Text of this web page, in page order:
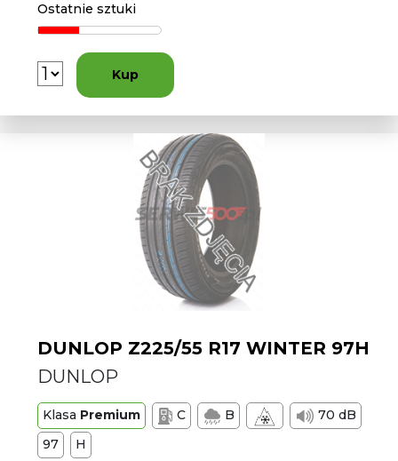
Ostatnie sztuki
Kup
DUNLOP Z225/55 R17 WINTER 97H
DUNLOP
Klasa Premium C B
70 dB
97
H